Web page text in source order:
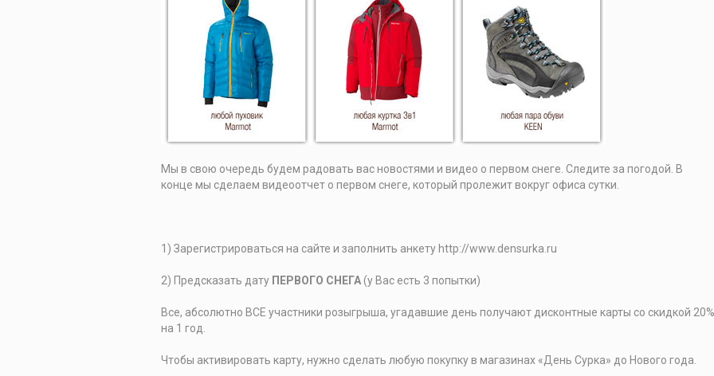
Мы в свою очередь будем радовать вас новостями и видео о первом снеге. Следите за погодой. В
конце мы сделаем видеоотчет о первом снеге, который пролежит вокруг офиса сутки.
1) Зарегистрироваться на сайте и заполнить анкету http://www.densurka.ru
2) Предсказать дату ПЕРВОГО СНЕГА(у Вас есть 3 попытки)
Все, абсолютно ВСЕ участники розыгрыша, угадавшие день получают дисконтные карты со скидкой 20%
на 1 год.
Чтобы активировать карту, нужно сделать любую покупку в магазинах «День Сурка» до Нового года.